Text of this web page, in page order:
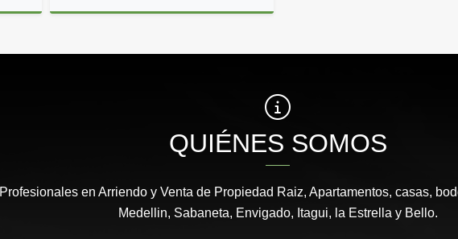
$590.000.000
QUIÉNES SOMOS
Profesionales en Arriendo y Venta de Propiedad Raiz, Apartamentos, casas,
Medellin, Sabaneta, Envigado, Itagui, la Estrella y Bello.